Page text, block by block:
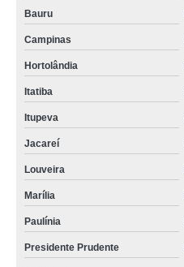
Bauru
Campinas
Hortolândia
Itatiba
Itupeva
Jacareí
Louveira
Marília
Paulínia
Presidente Prudente